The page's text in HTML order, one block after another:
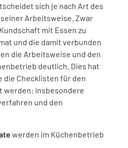
sich je nach Art des
Arbeitsweise. Zwar
mit Essen zu
und die damit verbunden
die Arbeitsweise und den
deutlich. Dies hat
die Checklisten für den
werden: insbesondere
und den
werden im Küchenbetrieb